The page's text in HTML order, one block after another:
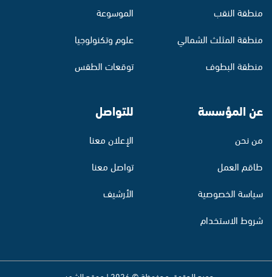
منطقة النقب
منطقة المثلث الشمالي
منطقة البطوف
الموسوعة
علوم وتكنولوجيا
توقعات الطقس
عن المؤسسة
من نحن
طاقم العمل
سياسة الخصوصية
شروط الاستخدام
للتواصل
الإعلان معنا
تواصل معنا
الأرشيف